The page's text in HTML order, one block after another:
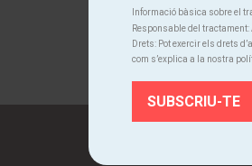
Informació bàsica sobre el
Responsable del
Drets: Pot exercir els drets
com s’explica a la nostra